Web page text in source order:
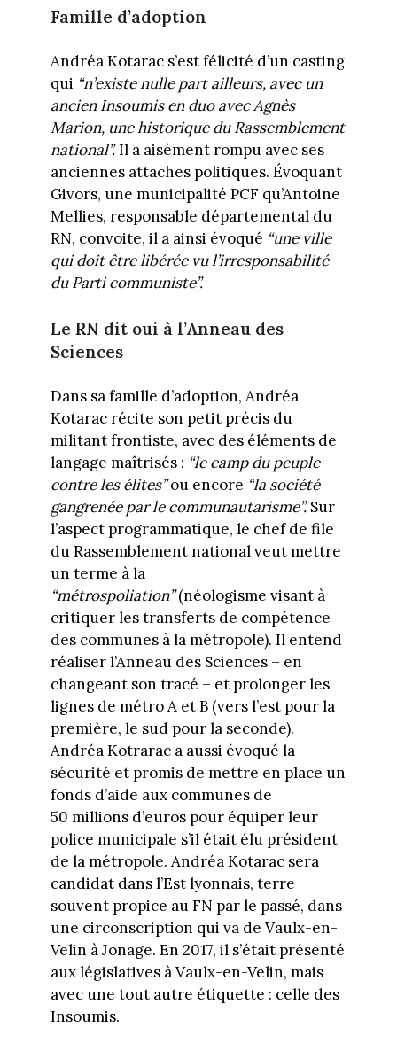
Famille d’adoption
Andréa Kotarac s’est félicité d’un casting
qui “n’existe nulle part ailleurs, avec un
ancien Insoumis en duo avec Agnès
Marion, une historique du Rassemblement
national”.Il a aisément rompu avec ses
anciennes attaches politiques. Évoquant
Givors, une municipalité PCF qu’Antoine
Mellies, responsable départemental du
RN, convoite, il a ainsi évoqué “une ville
qui doit être libérée vu l’irresponsabilité
du Parti communiste”.
Le RN dit oui à l’Anneau des
Sciences
Dans sa famille d’adoption, Andréa
Kotarac récite son petit précis du
militant frontiste, avec des éléments de
langage maîtrisés : “le camp du peuple
contre les élites”ou encore “la société
gangrenée par le communautarisme”.Sur
l’aspect programmatique, le chef de file
du Rassemblement national veut mettre
un terme à la
“métrospoliation”(néologisme visant à
critiquer les transferts de compétence
des communes à la métropole). Il entend
réaliser l’Anneau des Sciences – en
changeant son tracé – et prolonger les
lignes de métro A et B (vers l’est pour la
première, le sud pour la seconde).
Andréa Kotrarac a aussi évoqué la
sécurité et promis de mettre en place un
fonds d’aide aux communes de
50 millions d’euros pour équiper leur
police municipale s’il était élu président
de la métropole. Andréa Kotarac sera
candidat dans l’Est lyonnais, terre
souvent propice au FN par le passé, dans
une circonscription qui va de Vaulx-en-
Velin à Jonage. En 2017, il s’était présenté
aux législatives à Vaulx-en-Velin, mais
avec une tout autre étiquette : celle des
Insoumis.